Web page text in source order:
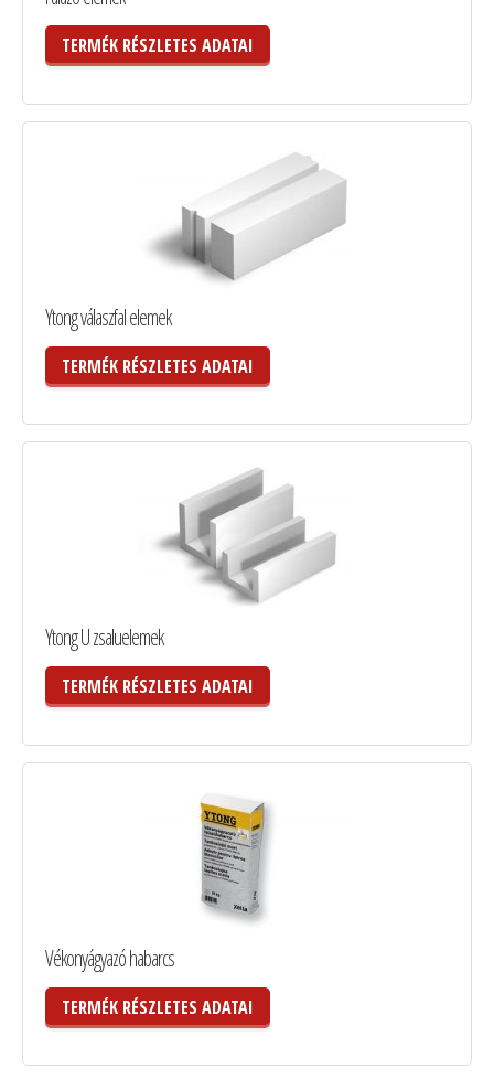
TERMÉK RÉSZLETES ADATAI
Ytong válaszfal elemek
TERMÉK RÉSZLETES ADATAI
Ytong U zsaluelemek
TERMÉK RÉSZLETES ADATAI
Vékonyágyazó habarcs
TERMÉK RÉSZLETES ADATAI